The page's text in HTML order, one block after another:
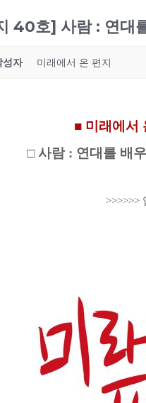
40호] 사람 : 연대
성자 미래에서 온 편지
■ 미래에서
□ 사람 : 연대를 배
>>>>>>